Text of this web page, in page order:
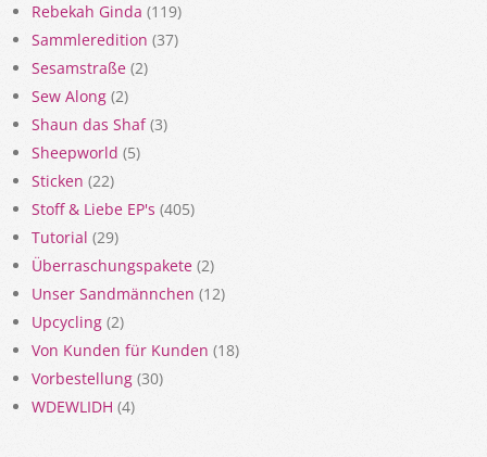
Rebekah Ginda (119)
Sammleredition (37)
Sesamstraße (2)
Sew Along (2)
Shaun das Shaf(3)
Sheepworld (5)
Sticken (22)
Stoff & Liebe EP's (405)
Tutorial (29)
Überraschungspakete (2)
Unser Sandmännchen (12)
Upcycling (2)
Von Kunden für Kunden (18)
Vorbestellung (30)
WDEWLIDH (4)